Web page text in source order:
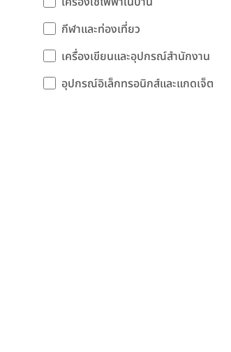
กีฬาและท่องเที่ยว
เครื่องเขียนและอุปกรณ์สำนักงาน
อุปกรณ์อิเล็กทรอนิกส์และแกดเจ็ต